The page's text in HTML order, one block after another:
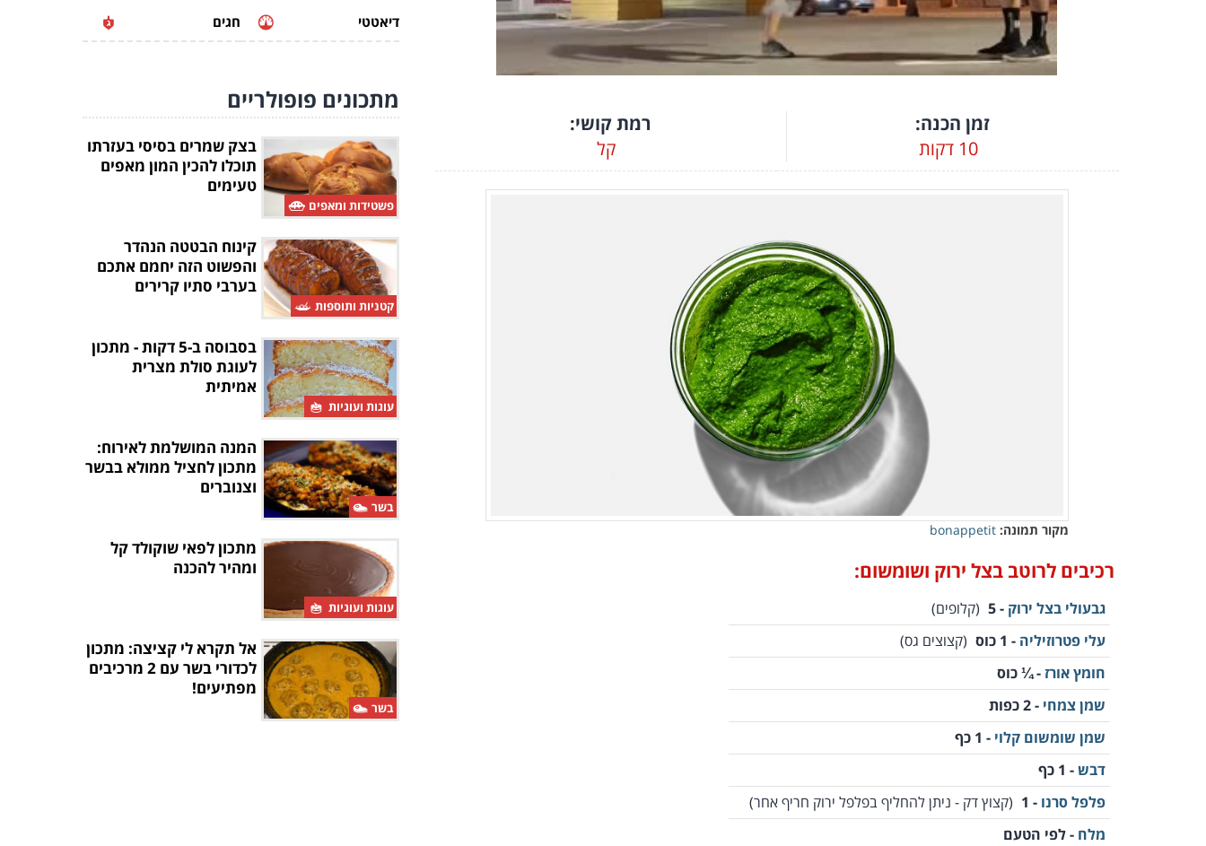
00:00/01:08
זמן הכנה:
10 דקות
רמת קושי:
קל
מקור תמונה:bonappetit
רכיבים לרוטב בצל ירוק ושומשום:
גבעולי בצל ירוק - 5
(קלופים)
עלי פטרוזיליה - 1 כוס
(קצוצים גס)
חומץ אורז- ¼ כוס
שמן צמחי - 2 כפות
שמן שומשום קלוי - 1 כף
דבש- 1 כף
פלפל סרנו - 1
(קצוץ דק - ניתן להחליף בפלפל ירוק חריף אחר)
מלח - לפי הטעם
דיאטטי חגים
מתכונים פופולריים
פשטידות ומאפים
בצק שמרים בסיסי בעזרתו
תוכלו להכין המון מאפים
טעימים
קטניות ותוספות
קינוח הבטטה הנהדר
והפשוט הזה יחמם אתכם
בערבי סתיו קרירים
עוגות ועוגיות
בסבוסה ב-5 דקות - מתכון
לעוגת סולת מצרית
אמיתית
בשר
המנה המושלמת לאירוח:
מתכון לחציל ממולא בבשר
וצנוברים
עוגות ועוגיות
מתכון לפאי שוקולד קל
ומהיר להכנה
בשר
אל תקרא לי קציצה: מתכון
לכדורי בשר עם 2 מרכיבים
מפתיעים!